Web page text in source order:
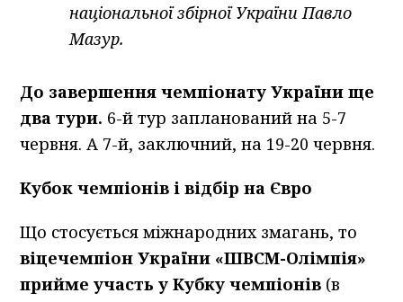
національної збірної України Павло
Мазур.
До завершення чемпіонату України ще
два тури. 6-й тур запланований на 5-7
червня. А 7-й, заключний, на 19-20 червня.
Кубок чемпіонів і відбір на Євро
Що стосується міжнародних змагань, то
віцечемпіон України «ШВСМ-Олімпія»
прийме участь у Кубку чемпіонів (в